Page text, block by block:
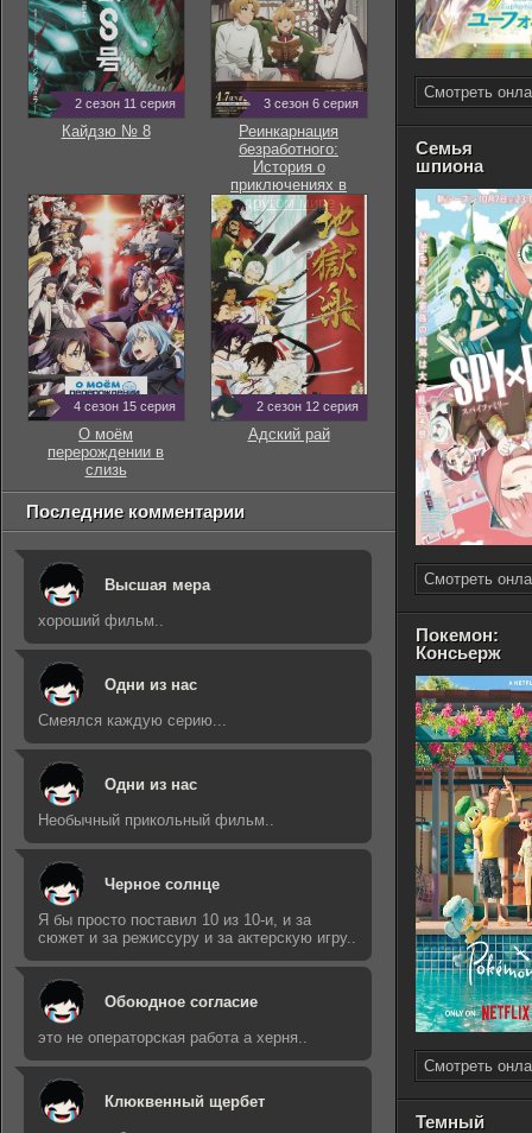
Смотреть
Семья
шпиона
Смотреть
Покемон:
Консьерж
Смотреть
Темный
2 сезон 11 серия
Кайдзю № 8
3 сезон 6 серия
Реинкарнация
безработного:
История о
приключениях в
другом мире
4 сезон 15 серия
О моём
перерождении в
слизь
2 сезон 12 серия
Адский рай
Последние комментарии
Высшая мера
хороший фильм..
Одни из нас
Смеялся каждую серию...
Одни из нас
Необычный прикольный фильм..
Черное солнце
Я бы просто поставил 10 из 10-и, и за
сюжет и за режиссуру и за актерскую игру..
Обоюдное согласие
это не операторская работа а херня..
Клюквенный щербет